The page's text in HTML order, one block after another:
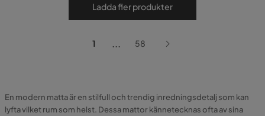
Ladda fler produkter
1 ... 58
En modern matta är en stilfull och trendig inredningsdetalj som kan
lyfta vilket rum som helst. Dessa mattor kännetecknas ofta av sina